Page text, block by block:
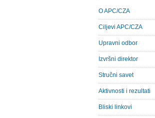
O APC/CZA
Ciljevi APC/CZA
Upravni odbor
Izvršni direktor
Stručni savet
Aktivnosti i rezultati
Bliski linkovi